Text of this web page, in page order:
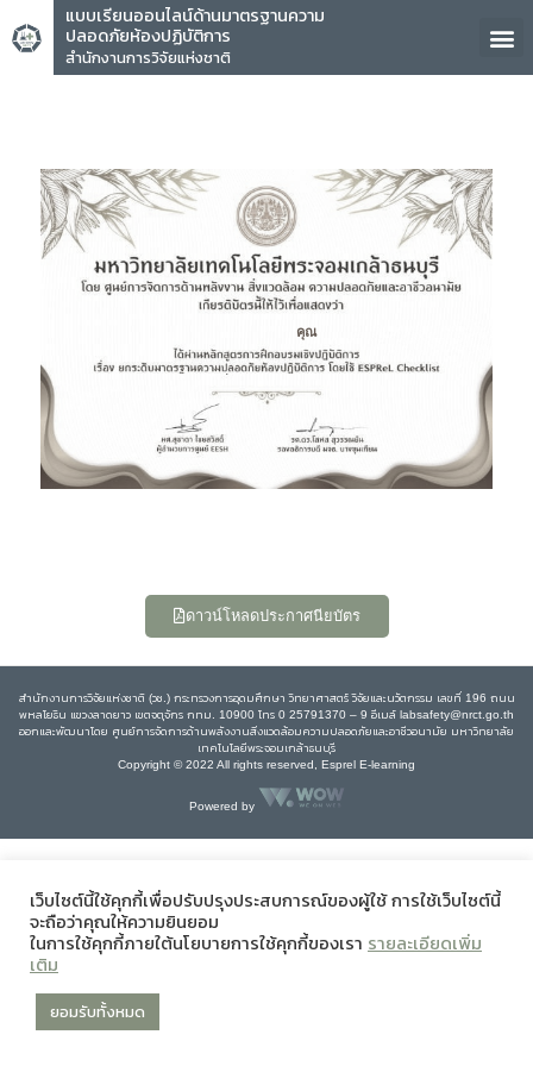
แบบเรียนออนไลน์ด้านมาตรฐานความ
ปลอดภัยห้องปฏิบัติการ
สำนักงานการวิจัยแห่งชาติ
คุณ
ดาวน์โหลดประกาศนียบัตร
สำนักงานการวิจัยแห่งชาติ (วช.) กระทรวงการอุดมศึกษา วิทยาศาสตร์ วิจัยและนวัตกรรม เลขที่ 196 ถนน
พหลโยธิน แขวงลาดยาว เขตจตุจักร กทม. 10900 โทร 0 25791370 – 9 อีเมล์ labsafety@nrct.go.th
ออกและพัฒนาโดย ศูนย์การจัดการด้านพลังงานสิ่งแวดล้อมความปลอดภัยและอาชีวอนามัย มหาวิทยาลัย
เทคโนโลยีพระจอมเกล้าธนบุรี
Copyright © 2022 All rights reserved, Esprel E-learning
Powered by
เว็บไซต์นี้ใช้คุกกี้เพื่อปรับปรุงประสบการณ์ของผู้ใช้ การใช้เว็บไซต์นี้
จะถือว่าคุณให้ความยินยอม
ในการใช้คุกกี้ภายใต้นโยบายการใช้คุกกี้ของเรา รายละเอียดเพิ่ม
เติม
ยอมรับทั้งหมด